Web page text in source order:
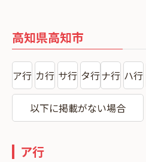
高知県高知市
ア行 カ行 サ行 タ行ナ行 ハ行
以下に掲載がない場合
ア行